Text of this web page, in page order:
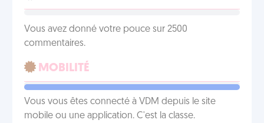
Vous avez donné votre pouce sur 2500
commentaires.
MOBILITÉ
Vous vous êtes connecté à VDM depuis le site
mobile ou une application. C'est la classe.